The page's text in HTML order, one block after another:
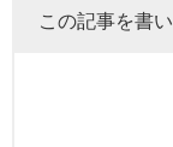
この記事を書